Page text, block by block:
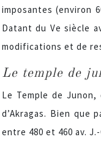
imposantes (environ
Datant du Ve siècle
modifications et de
Le temple de
Le Temple de
d’Akragas. Bien
entre 480 et 460 av.